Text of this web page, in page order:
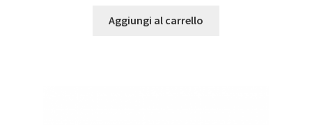
Aggiungi al carrello